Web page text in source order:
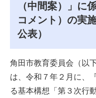
（中間案）」に
コメント）の実
公表）
角田市教育委員会（以
は、令和７年２月に、
る基本構想「第３次行